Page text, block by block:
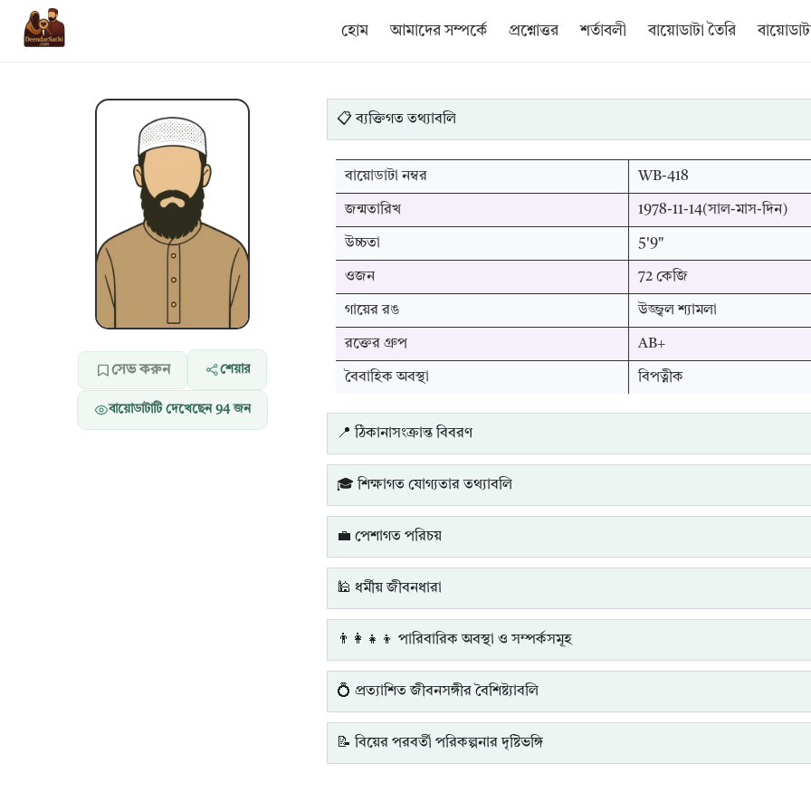
হোম আমাদের সম্পর্কে প্রশ্নোত্তর শর্তাবলী বায়োডাটা তৈরি
সেভ করুন শেয়ার
বায়োডাটাটি দেখেছেন 94জন
📋 ব্যক্তিগত তথ্যাবলি
বায়োডাটা নম্বর WB-418
জন্মতারিখ 1978-11-14(সাল-মাস-দিন)
উচ্চতা 5'9"
ওজন 72 কেজি
গায়ের রঙ উজ্জ্বল শ্যামলা
রক্তের গ্রুপ AB+
বৈবাহিক অবস্থা বিপত্নীক
📍 ঠিকানাসংক্রান্ত বিবরণ
🎓 শিক্ষাগত যোগ্যতার তথ্যাবলি
💼 পেশাগত পরিচয়
🕌 ধর্মীয় জীবনধারা
👨‍👩‍👧‍👦 পারিবারিক অবস্থা ও সম্পর্কসমূহ
💍 প্রত্যাশিত জীবনসঙ্গীর বৈশিষ্ট্যাবলি
📝 বিয়ের পরবর্তী পরিকল্পনার দৃষ্টিভঙ্গি